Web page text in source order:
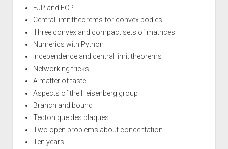
EJP and ECP
Central limit theorems for convex bodies
Three convex and compact sets of matrices
Numerics with Python
Independence and central limit theorems
Networking tricks
A matter of taste
Aspects of the Heisenberg group
Branch and bound
Tectonique des plaques
Two open problems about concentation
Ten years